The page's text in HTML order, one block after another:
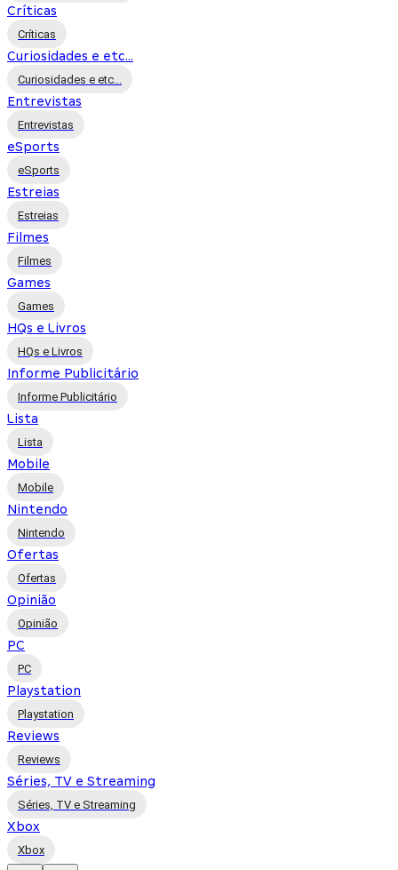
Críticas
Críticas
Curiosidades e etc...
Curiosidades e etc...
Entrevistas
Entrevistas
eSports
eSports
Estreias
Estreias
Filmes
Filmes
Games
Games
HQs e Livros
HQs e Livros
Informe Publicitário
Informe Publicitário
Lista
Lista
Mobile
Mobile
Nintendo
Nintendo
Ofertas
Ofertas
Opinião
Opinião
PC
PC
Playstation
Playstation
Reviews
Reviews
Séries, TV e Streaming
Séries, TV e Streaming
Xbox
Xbox